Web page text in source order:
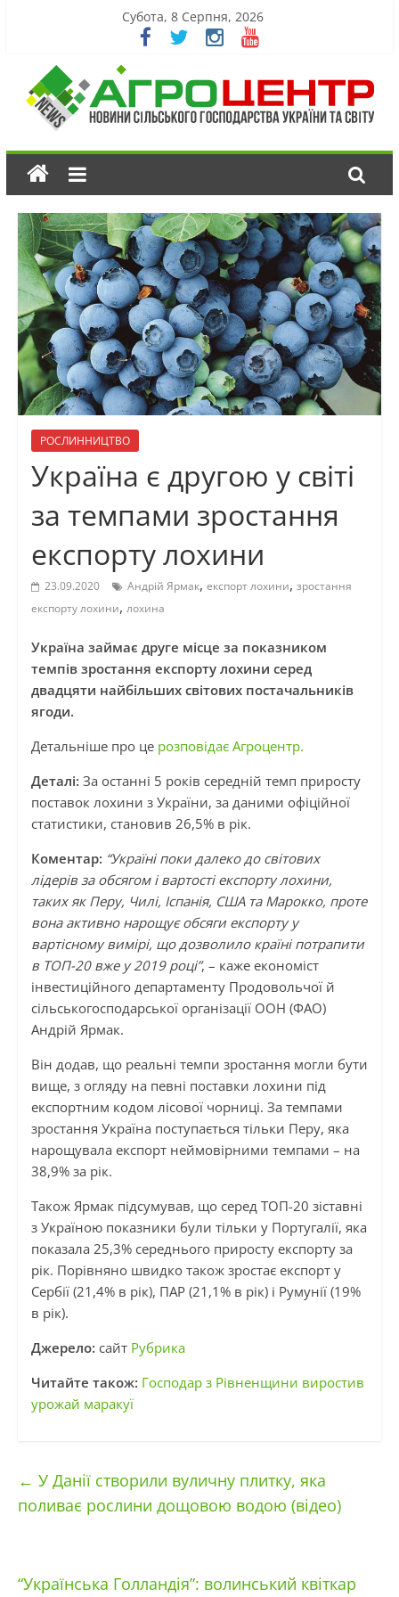
Субота, 8 Серпня, 2026
РОСЛИННИЦТВО
Україна є другою у світі
за темпами зростання
експорту лохини
23.09.2020 Андрій Ярмак, експорт лохини, зростання
експорту лохини, лохина
Україна займає друге місце за показником
темпів зростання експорту лохини серед
двадцяти найбільших світових постачальників
ягоди.
Детальніше про це розповідає Агроцентр.
Деталі: За останні 5 років середній темп приросту
поставок лохини з України, за даними офіційної
статистики, становив 26,5% в рік.
Коментар: “Україні поки далеко до світових
лідерів за обсягом і вартості експорту лохини,
таких як Перу, Чилі, Іспанія, США та Марокко, проте
вона активно нарощує обсяги експорту у
вартісному вимірі, що дозволило країні потрапити
в ТОП-20 вже у 2019 році”, – каже економіст
інвестиційного департаменту Продовольчої й
сільськогосподарської організації ООН (ФАО)
Андрій Ярмак.
Він додав, що реальні темпи зростання могли бути
вище, з огляду на певні поставки лохини під
експортним кодом лісової чорниці. За темпами
зростання Україна поступається тільки Перу, яка
нарощувала експорт неймовірними темпами – на
38,9% за рік.
Також Ярмак підсумував, що серед ТОП-20 зіставні
з Україною показники були тільки у Португалії, яка
показала 25,3% середнього приросту експорту за
рік. Порівняно швидко також зростає експорт у
Сербії (21,4% в рік), ПАР (21,1% в рік) і Румунії (19%
в рік).
Джерело: сайт Рубрика
Читайте також: Господар з Рівненщини виростив
урожай маракуї
← У Данії створили вуличну плитку, яка
поливає рослини дощовою водою (відео)
“Українська Голландія”: волинський квіткар